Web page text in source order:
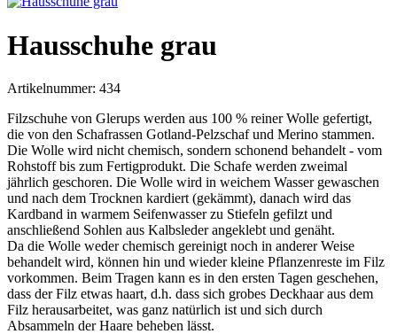
Hausschuhe grau
Artikelnummer: 434
Filzschuhe von Glerups werden aus 100 % reiner Wolle gefertigt,
die von den Schafrassen Gotland-Pelzschaf und Merino stammen.
Die Wolle wird nicht chemisch, sondern schonend behandelt - vom
Rohstoff bis zum Fertigprodukt. Die Schafe werden zweimal
jährlich geschoren. Die Wolle wird in weichem Wasser gewaschen
und nach dem Trocknen kardiert (gekämmt), danach wird das
Kardband in warmem Seifenwasser zu Stiefeln gefilzt und
anschließend Sohlen aus Kalbsleder angeklebt und genäht.
Da die Wolle weder chemisch gereinigt noch in anderer Weise
behandelt wird, können hin und wieder kleine Pflanzenreste im Filz
vorkommen. Beim Tragen kann es in den ersten Tagen geschehen,
dass der Filz etwas haart, d.h. dass sich grobes Deckhaar aus dem
Filz herausarbeitet, was ganz natürlich ist und sich durch
Absammeln der Haare beheben lässt.